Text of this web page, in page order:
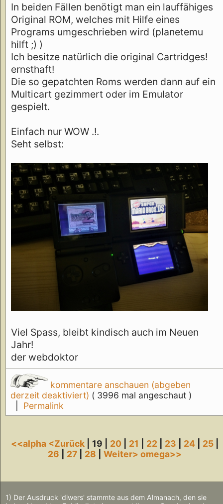
In beiden Fällen benötigt man ein lauffähiges
Original ROM, welches mit Hilfe eines
Programs umgeschrieben wird (planetemu
hilft ;) )
Ich besitze natürlich die original Cartridges!
ernsthaft!
Die so gepatchten Roms werden dann auf ein
Multicart gezimmert oder im Emulator
gespielt.
Einfach nur WOW .!.
Seht selbst:
Viel Spass, bleibt kindisch auch im Neuen
Jahr!
der webdoktor
kommentare anschauen (abgeben
derzeit deaktiviert) ( 3996 mal angeschaut )
Permalink
<<alpha <Zurück | 19 | 20| 21 22 23 24 25|
26
27 28 |Weiter>omega>>
1) Der Ausdruck 'diwers' stammte aus dem Almanach, den sie